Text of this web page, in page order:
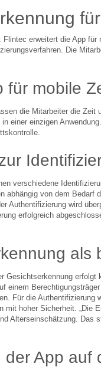
Flintec erweitert die App
Die
für mobile
die Mitarbeiter die
in einer einzigen
verschiedene
abhängig von dem
Authentifizierung wird
erfolgreich
als
Gesichtserkennung
einem
Für die
mit hoher Sicherheit. „Die
Alterseinschätzung.
der App auf